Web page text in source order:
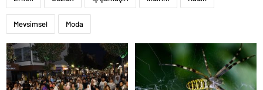
Mevsimsel Moda